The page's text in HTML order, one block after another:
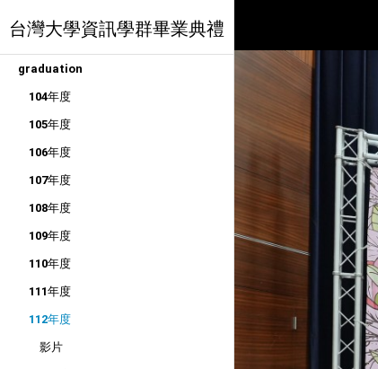
台灣大學資訊學群畢業典禮
graduation
104年度
105年度
106年度
107年度
108年度
109年度
110年度
111年度
112年度
影片